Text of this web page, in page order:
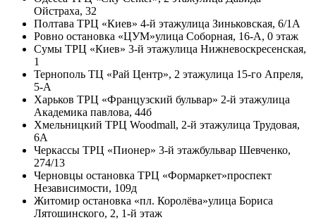
Ойстраха, 32
Полтава ТРЦ «Киев» 4-й этажулица Зиньковская, 6/1А
Ровно остановка «ЦУМ»улица Соборная, 16-А, 0 этаж
Сумы ТРЦ «Киев» 3-й этажулица Нижневоскресенская,
1
Тернополь ТЦ «Рай Центр», 2 этажулица 15-го Апреля,
5-А
Харьков ТРЦ «Французский бульвар» 2-й этажулица
Академика павлова, 44б
Хмельницкий ТРЦ Woodmall, 2-й этажулица Трудовая,
6А
Черкассы ТРЦ «Пионер» 3-й этажбульвар Шевченко,
274/13
Черновцы остановка ТРЦ «Формаркет»проспект
Независимости, 109д
Житомир остановка «пл. Королёва»улица Бориса
Лятошинского, 2, 1-й этаж